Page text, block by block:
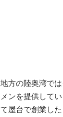
方の陸奥湾で
ンを提供してい
屋台で創業し